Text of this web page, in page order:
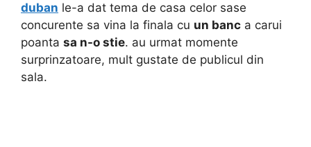
duban le-a dat tema de casa celor sase
concurente sa vina la finala cu un banc a carui
poanta sa n-o stie. au urmat momente
surprinzatoare, mult gustate de publicul din
sala.